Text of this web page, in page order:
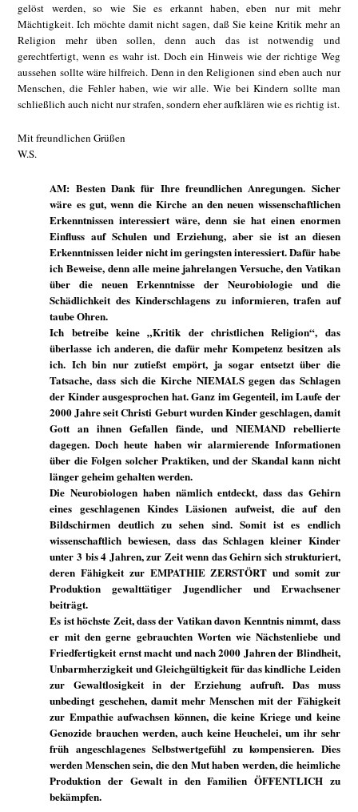
gelöst werden, so wie Sie es erkannt haben, eben nur mit mehr
Mächtigkeit. Ich möchte damit nicht sagen, daß Sie keine Kritik mehr an
Religion mehr üben sollen, denn auch das ist notwendig und
gerechtfertigt, wenn es wahr ist. Doch ein Hinweis wie der richtige Weg
aussehen sollte wäre hilfreich. Denn in den Religionen sind eben auch nur
Menschen, die Fehler haben, wie wir alle. Wie bei Kindern sollte man
schließlich auch nicht nur strafen, sondern eher aufklären wie es richtig ist.
Mit freundlichen Grüßen
W.S.
AM: Besten Dank für Ihre freundlichen Anregungen. Sicher
wäre es gut, wenn die Kirche an den neuen wissenschaftlichen
Erkenntnissen interessiert wäre, denn sie hat einen enormen
Einfluss auf Schulen und Erziehung, aber sie ist an diesen
Erkenntnissen leider nicht im geringsten interessiert. Dafür habe
ich Beweise, denn alle meine jahrelangen Versuche, den Vatikan
über die neuen Erkenntnisse der Neurobiologie und die
Schädlichkeit des Kinderschlagens zu informieren, trafen auf
taube Ohren.
Ich betreibe keine „Kritik der christlichen Religion“, das
überlasse ich anderen, die dafür mehr Kompetenz besitzen als
ich. Ich bin nur zutiefst empört, ja sogar entsetzt über die
Tatsache, dass sich die Kirche NIEMALS gegen das Schlagen
der Kinder ausgesprochen hat. Ganz im Gegenteil, im Laufe der
2000 Jahre seit Christi Geburt wurden Kinder geschlagen, damit
Gott an ihnen Gefallen fände, und NIEMAND rebellierte
dagegen. Doch heute haben wir alarmierende Informationen
über die Folgen solcher Praktiken, und der Skandal kann nicht
länger geheim gehalten werden.
Die Neurobiologen haben nämlich entdeckt, dass das Gehirn
eines geschlagenen Kindes Läsionen aufweist, die auf den
Bildschirmen deutlich zu sehen sind. Somit ist es endlich
wissenschaftlich bewiesen, dass das Schlagen kleiner Kinder
unter 3 bis 4 Jahren, zur Zeit wenn das Gehirn sich strukturiert,
deren Fähigkeit zur EMPATHIE ZERSTÖRT und somit zur
Produktion gewalttätiger Jugendlicher und Erwachsener
beiträgt.
Es ist höchste Zeit, dass der Vatikan davon Kenntnis nimmt, dass
er mit den gerne gebrauchten Worten wie Nächstenliebe und
Friedfertigkeit ernst macht und nach 2000 Jahren der Blindheit,
Unbarmherzigkeit und Gleichgültigkeit für das kindliche Leiden
zur Gewaltlosigkeit in der Erziehung aufruft. Das muss
unbedingt geschehen, damit mehr Menschen mit der Fähigkeit
zur Empathie aufwachsen können, die keine Kriege und keine
Genozide brauchen werden, auch keine Heuchelei, um ihr sehr
früh angeschlagenes Selbstwertgefühl zu kompensieren. Dies
werden Menschen sein, die den Mut haben werden, die heimliche
Produktion der Gewalt in den Familien ÖFFENTLICH zu
bekämpfen.